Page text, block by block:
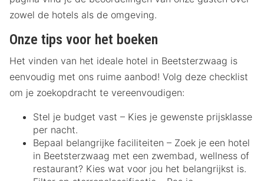
zowel de hotels als de omgeving.
Onze tips voor het boeken
Het vinden van het ideale hotel in Beetsterzwaag is
eenvoudig met ons ruime aanbod! Volg deze checklist
om je zoekopdracht te vereenvoudigen:
Stel je budget vast – Kies je gewenste prijsklasse
per nacht.
Bepaal belangrijke faciliteiten – Zoek je een hotel
in Beetsterzwaag met een zwembad, wellness of
restaurant? Kies wat voor jou het belangrijkst is.